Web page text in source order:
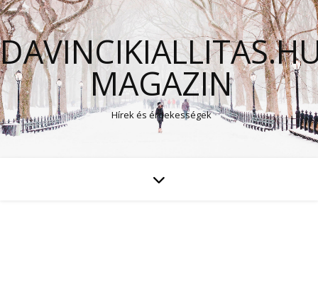
MAGAZIN
Hírek és érdekességek